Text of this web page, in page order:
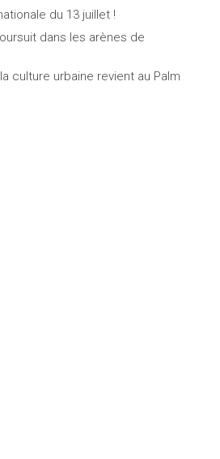
du 13 juillet !
dans les arènes de
la culture urbaine revient au Palm